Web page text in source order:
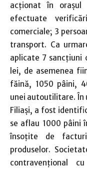
acţionat în oraşul
efectuate
comerciale; 3
transport. Ca
aplicate 7 sancţiuni
lei, de asemenea
făină, 1050 pâini,
unei autoutilitare. În
Filiaşi, a fost
se aflau 1000 pâini
însoţite de
produselor.
contravenţional